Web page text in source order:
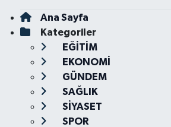
Ana Sayfa
Kategoriler
EĞİTİM
EKONOMİ
GÜNDEM
SAĞLIK
SİYASET
SPOR